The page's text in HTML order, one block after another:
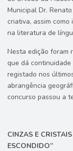
Municipal Dr.
criativa, assim
na literatura de
Nesta edição foram
que dá
registado nos
abrangência
concurso passou a
CINZAS E
ESCONDIDO”